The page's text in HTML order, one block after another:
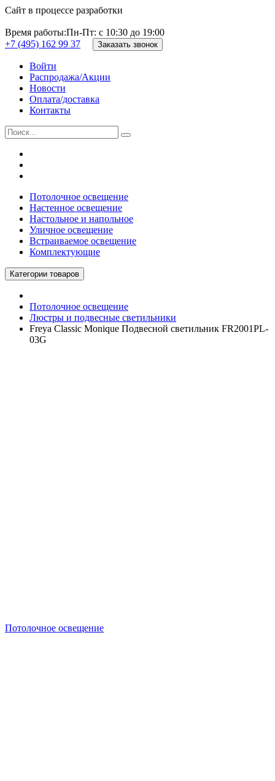
Сайт в процессе разработки
Время работы:Пн-Пт: с 10:30 до 19:00
+7 (495) 162 99 37
Заказать звонок
Войти
Распродажа/Акции
Новости
Оплата/доставка
Контакты
Потолочное освещение
Настенное освещение
Настольное и напольное
Уличное освещение
Встраиваемое освещение
Комплектующие
Категории товаров
Потолочное освещение
Люстры и подвесные светильники
Freya Classic Monique Подвесной светильник FR2001PL-
03G
Потолочное освещение